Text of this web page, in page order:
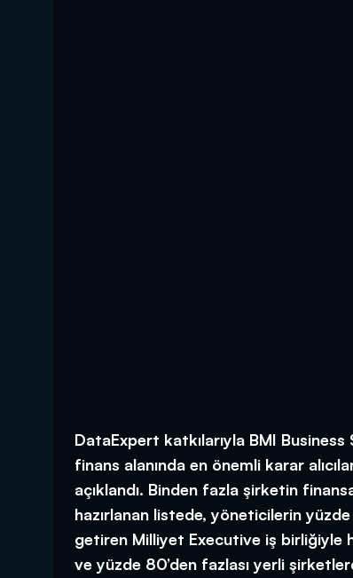
DataExpert katkılarıyla BMI
finans alanında en önemli karar
açıklandı. Binden fazla şirketin
hazırlanan listede, yöneticilerin yüzde
getiren Milliyet Executive iş birliğiyle
ve yüzde 80’den fazlası yerli